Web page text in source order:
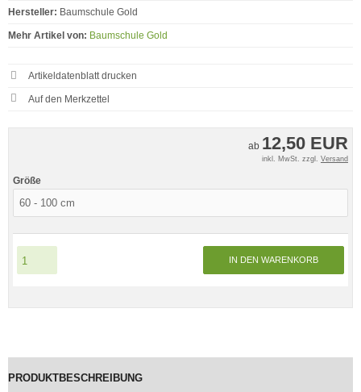
ab 12,50 EUR
inkl. MwSt. zzgl. Versand
Größe
IN DEN WARENKORB
Hersteller: Baumschule Gold
Mehr Artikel von: Baumschule Gold
Artikeldatenblatt drucken
PRODUKTBESCHREIBUNG